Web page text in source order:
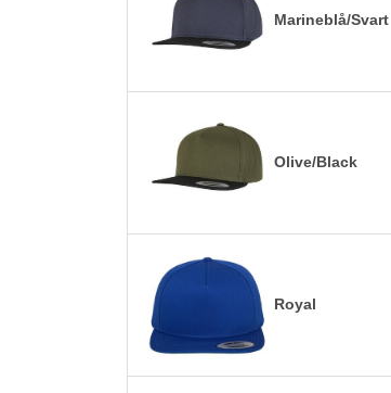
Marineblå/Svart
Olive/Black
Royal